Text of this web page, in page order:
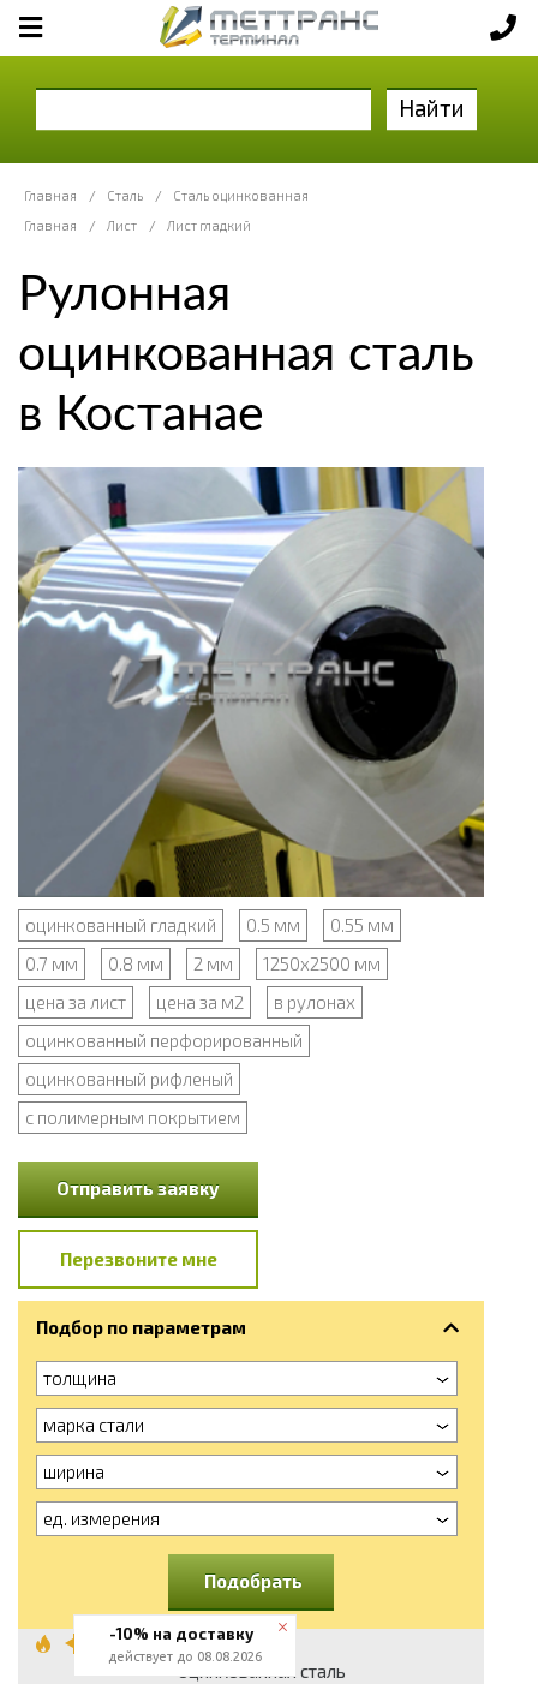
Найти
Главная / Сталь /
Сталь оцинкованная
Главная
/ Лист / Лист гладкий
Рулонная
оцинкованная сталь
в Костанае
оцинкованный гладкий 0.5 мм
0.55 мм
0.7 мм
0.8 мм 2 мм
1250x2500 мм
цена за лист
цена за м2
в рулонах
оцинкованный перфорированный
оцинкованный рифленый
с полимерным покрытием
Отправить заявку
Перезвоните мне
Подбор по параметрам
толщина
марка стали
ширина
ед. измерения
Подобрать
Рулонная
оцинкованная сталь
-10% на доставку
действует до 08.08.2026